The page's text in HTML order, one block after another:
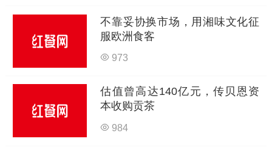
不靠妥协换市场，用湘味文化征
服欧洲食客
973
估值曾高达140亿元，传贝恩资
本收购贡茶
984